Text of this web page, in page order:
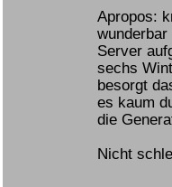
Apropos:
Server
sechs
besorgt
es kaum
die
Nicht